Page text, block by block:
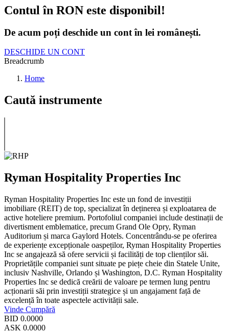
Contul în RON este disponibil!
De acum poți deschide un cont în lei românești.
DESCHIDE UN CONT
Breadcrumb
Home
Caută instrumente
Ryman Hospitality Properties Inc
Ryman Hospitality Properties Inc este un fond de investiții
imobiliare (REIT) de top, specializat în deținerea și exploatarea de
active hoteliere premium. Portofoliul companiei include destinații de
divertisment emblematice, precum Grand Ole Opry, Ryman
Auditorium și marca Gaylord Hotels. Concentrându-se pe oferirea
de experiențe excepționale oaspeților, Ryman Hospitality Properties
Inc se angajează să ofere servicii și facilități de top clienților săi.
Proprietățile companiei sunt situate pe piețe cheie din Statele Unite,
inclusiv Nashville, Orlando și Washington, D.C. Ryman Hospitality
Properties Inc se dedică creării de valoare pe termen lung pentru
acționarii săi prin investiții strategice și un angajament față de
excelență în toate aspectele activității sale.
Vinde Cumpără
BID 0.0000
ASK 0.0000